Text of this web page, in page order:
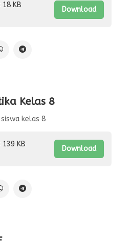
KB
Download
Kelas 8
kelas 8
KB
Download